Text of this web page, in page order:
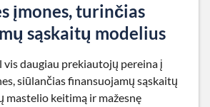
įmones, turinčias
sąskaitų modelius
vis daugiau prekiautojų pereina į
siūlančias finansuojamų sąskaitų
mastelio keitimą ir mažesnę